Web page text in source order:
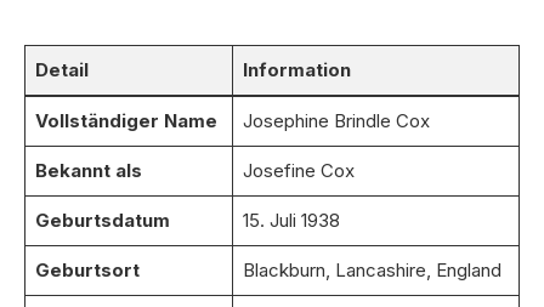
Detail Information
Vollständiger Name Josephine Brindle Cox
Bekannt als Josefine Cox
Geburtsdatum 15. Juli 1938
Geburtsort Blackburn, Lancashire, England